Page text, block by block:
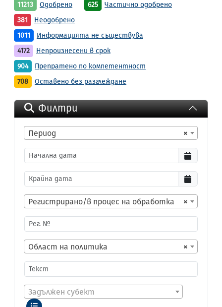
11213
Одобрено 625
Частично одобрено
381
Неодобрено
1011
Информацията не съществува
4172
Непроизнесени в срок
904
Препратено по компетентност
708
Оставено без разглеждане
Филтри
×
Период
×
Регистрирано/в процес на обработка
×
Област на политика
Задължен субект